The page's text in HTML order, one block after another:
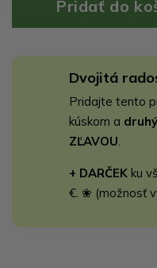
Dvojitá
Pridajte tento
kúskom a
ZĽAVOU
+ DARČEK ku
€. ❀ (možnosť